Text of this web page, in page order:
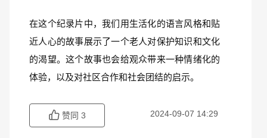
在这个纪录片中，我们用生活化的语言风格和贴
近人心的故事展示了一个老人对保护知识和文化
的渴望。这个故事也会给观众带来一种情绪化的
体验，以及对社区合作和社会团结的启示。
赞同 3 2024-09-07 14:29